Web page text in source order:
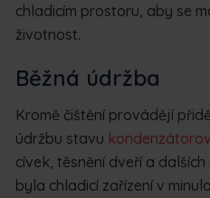
chladicím prostoru, aby se
životnost.
Běžná údržba
Kromě čištění provádějí
údržbu stavu
cívek, těsnění dveří a
byla chladicí zařízení v